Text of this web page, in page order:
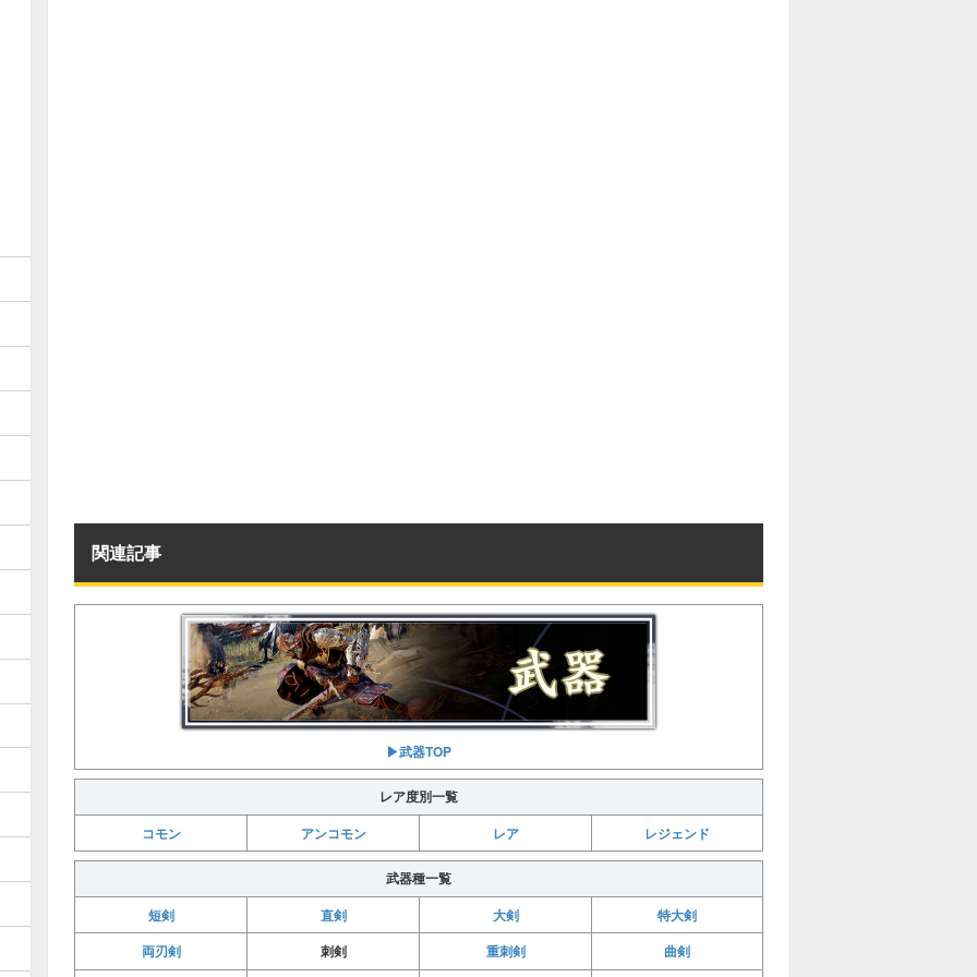
関連記事
▶︎武器TOP
レア度別一覧
コモン アンコモン レア レジェンド
武器種一覧
短剣 直剣 大剣
特大剣
両刃剣
刺剣 重刺剣 曲剣